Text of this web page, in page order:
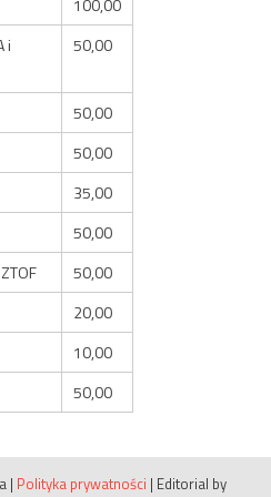
i
50,00
50,00
50,00
35,00
50,00
50,00
20,00
10,00
50,00
| Polityka prywatności | Editorial by